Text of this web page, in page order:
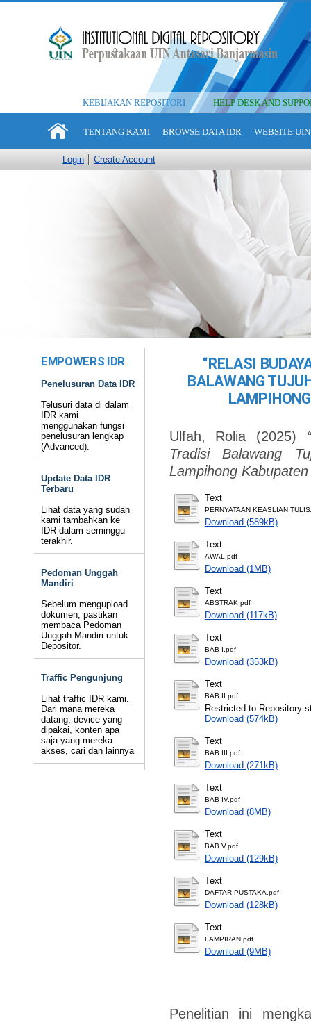
KEBIJAKAN REPOSITORI HELP DESK AND
TENTANG KAMI BROWSE DATA IDR WEBSITE
Login Create Account
EMPOWERS IDR
Penelusuran Data IDR
Telusuri data di dalam
IDR kami
menggunakan fungsi
penelusuran lengkap
(Advanced).
Update Data IDR
Terbaru
Lihat data yang sudah
kami tambahkan ke
IDR dalam seminggu
terakhir.
Pedoman Unggah
Mandiri
Sebelum mengupload
dokumen, pastikan
membaca Pedoman
Unggah Mandiri untuk
Depositor.
Traffic Pengunjung
Lihat traffic IDR kami.
Dari mana mereka
datang, device yang
dipakai, konten apa
saja yang mereka
akses, cari dan lainnya
“RELASI
BALAWANG
Ulfah, Rolia (2025)
Tradisi Balawang
Lampihong Kabupaten
Text
PERNYATAAN KEASLIAN
Download (589kB)
Text
AWAL.pdf
Download (1MB)
Text
ABSTRAK.pdf
Download (117kB)
Text
BAB I.pdf
Download (353kB)
Text
BAB II.pdf
Restricted to Repository
Download (574kB)
Text
BAB III.pdf
Download (271kB)
Text
BAB IV.pdf
Download (8MB)
Text
BAB V.pdf
Download (129kB)
Text
DAFTAR PUSTAKA.pdf
Download (128kB)
Text
LAMPIRAN.pdf
Download (9MB)
Penelitian ini